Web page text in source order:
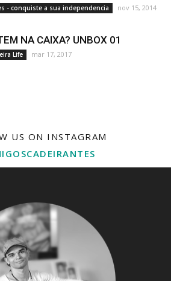
- conquiste a sua independencia nov 15, 2014
NA CAIXA? UNBOX 01
Life mar 17, 2017
US ON INSTAGRAM